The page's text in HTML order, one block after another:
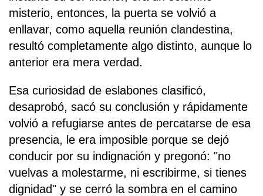
misterio, entonces, la puerta se volvió a
enllavar, como aquella reunión clandestina,
resultó completamente algo distinto, aunque lo
anterior era mera verdad.
Esa curiosidad de eslabones clasificó,
desaprobó, sacó su conclusión y rápidamente
volvió a refugiarse antes de percatarse de esa
presencia, le era imposible porque se dejó
conducir por su indignación y pregonó: "no
vuelvas a molestarme, ni escribirme, si tienes
dignidad" y se cerró la sombra en el camino